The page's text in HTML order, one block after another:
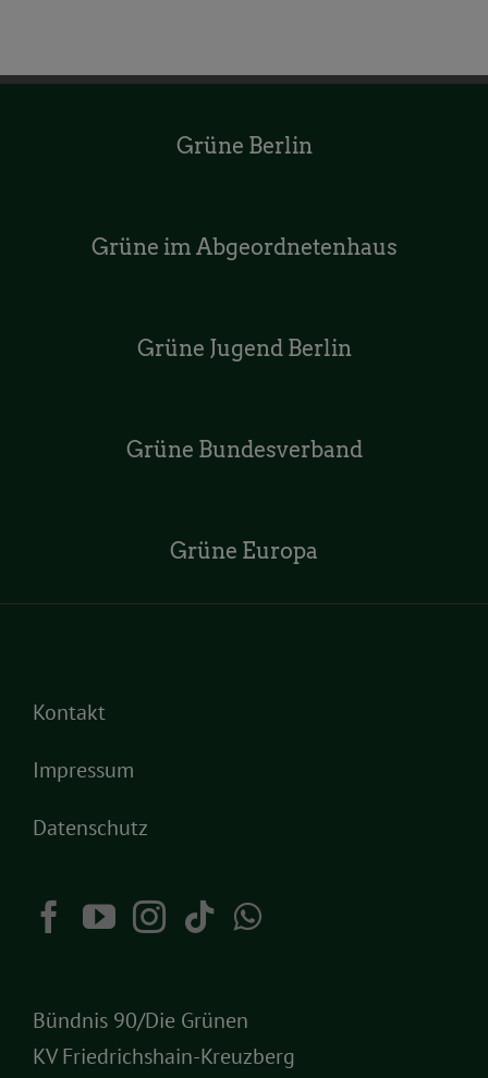
Grüne Berlin
Grüne im Abgeordnetenhaus
Grüne Jugend Berlin
Grüne Bundesverband
Grüne Europa
Kontakt
Impressum
Datenschutz
Bündnis 90/Die Grünen
KV Friedrichshain-Kreuzberg